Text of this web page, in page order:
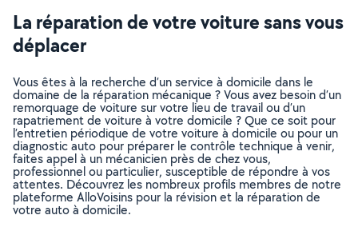
La réparation de votre voiture sans vous
déplacer
Vous êtes à la recherche d’un service à domicile dans le
domaine de la réparation mécanique ? Vous avez besoin d’un
remorquage de voiture sur votre lieu de travail ou d’un
rapatriement de voiture à votre domicile ? Que ce soit pour
l’entretien périodique de votre voiture à domicile ou pour un
diagnostic auto pour préparer le contrôle technique à venir,
faites appel à un mécanicien près de chez vous,
professionnel ou particulier, susceptible de répondre à vos
attentes. Découvrez les nombreux profils membres de notre
plateforme AlloVoisins pour la révision et la réparation de
votre auto à domicile.